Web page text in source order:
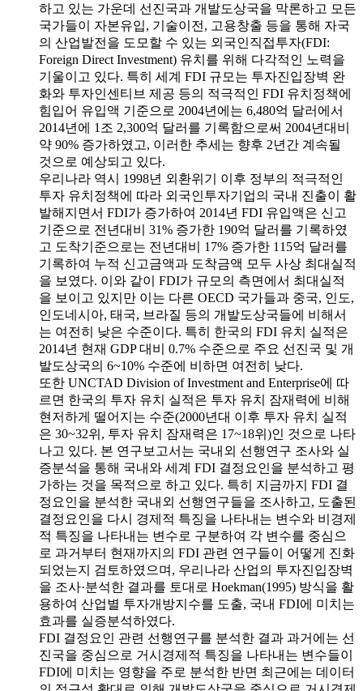
하고 있는 가운데 선진국과 개발도상국을 막론하고 모든
국가들이 자본유입, 기술이전, 고용창출 등을 통해 자국
의 산업발전을 도모할 수 있는 외국인직접투자(FDI:
Foreign Direct Investment) 유치를 위해 다각적인 노력을
기울이고 있다. 특히 세계 FDI 규모는 투자진입장벽 완
화와 투자인센티브 제공 등의 적극적인 FDI 유치정책에
힘입어 유입액 기준으로 2004년에는 6,480억 달러에서
2014년에 1조 2,300억 달러를 기록함으로써 2004년대비
약 90% 증가하였고, 이러한 추세는 향후 2년간 계속될
것으로 예상되고 있다.
우리나라 역시 1998년 외환위기 이후 정부의 적극적인
투자 유치정책에 따라 외국인투자기업의 국내 진출이 활
발해지면서 FDI가 증가하여 2014년 FDI 유입액은 신고
기준으로 전년대비 31% 증가한 190억 달러를 기록하였
고 도착기준으로는 전년대비 17% 증가한 115억 달러를
기록하여 누적 신고금액과 도착금액 모두 사상 최대실적
을 보였다. 이와 같이 FDI가 규모의 측면에서 최대실적
을 보이고 있지만 이는 다른 OECD 국가들과 중국, 인도,
인도네시아, 태국, 브라질 등의 개발도상국들에 비해서
는 여전히 낮은 수준이다. 특히 한국의 FDI 유치 실적은
2014년 현재 GDP 대비 0.7% 수준으로 주요 선진국 및 개
발도상국의 6~10% 수준에 비하면 여전히 낮다.
또한 UNCTAD Division of Investment and Enterprise에 따
르면 한국의 투자 유치 실적은 투자 유치 잠재력에 비해
현저하게 떨어지는 수준(2000년대 이후 투자 유치 실적
은 30~32위, 투자 유치 잠재력은 17~18위)인 것으로 나타
나고 있다. 본 연구보고서는 국내외 선행연구 조사와 실
증분석을 통해 국내와 세계 FDI 결정요인을 분석하고 평
가하는 것을 목적으로 하고 있다. 특히 지금까지 FDI 결
정요인을 분석한 국내외 선행연구들을 조사하고, 도출된
결정요인을 다시 경제적 특징을 나타내는 변수와 비경제
적 특징을 나타내는 변수로 구분하여 각 변수를 중심으
로 과거부터 현재까지의 FDI 관련 연구들이 어떻게 진화
되었는지 검토하였으며, 우리나라 산업의 투자진입장벽
을 조사·분석한 결과를 토대로 Hoekman(1995) 방식을 활
용하여 산업별 투자개방지수를 도출, 국내 FDI에 미치는
효과를 실증분석하였다.
FDI 결정요인 관련 선행연구를 분석한 결과 과거에는 선
진국을 중심으로 거시경제적 특징을 나타내는 변수들이
FDI에 미치는 영향을 주로 분석한 반면 최근에는 데이터